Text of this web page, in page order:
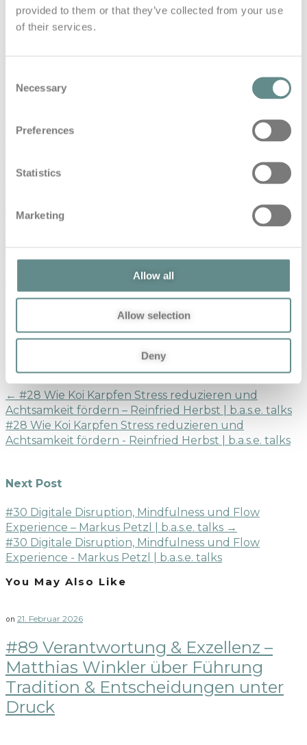
provided to them or that they’ve collected from your use
of their services.
Selection
Necessary
Preferences
Statistics
Marketing
Allow all
Allow selection
Deny
Der Österreichische Extremsportler mit Affinität zur
spannende Gesprächspartner vor sein Mikrophon
Leistungssteigerung.
Eugenijus
Kaniusas Expedition
TU Wien
← #28 Wie Koi Karpfen Stress reduzieren und
Achtsamkeit fördern – Reinfried Herbst | b.a.s.e. talks
#28 Wie Koi Karpfen Stress reduzieren und
Achtsamkeit fördern - Reinfried Herbst | b.a.s.e. talks
Next Post
#30 Digitale Disruption, Mindfulness und Flow
Experience – Markus Petzl | b.a.s.e. talks →
#30 Digitale Disruption, Mindfulness und Flow
Experience - Markus Petzl | b.a.s.e. talks
You May Also Like
on 21. Februar 2026
#89 Verantwortung & Exzellenz –
Matthias Winkler über Führung
Tradition & Entscheidungen unter
Druck